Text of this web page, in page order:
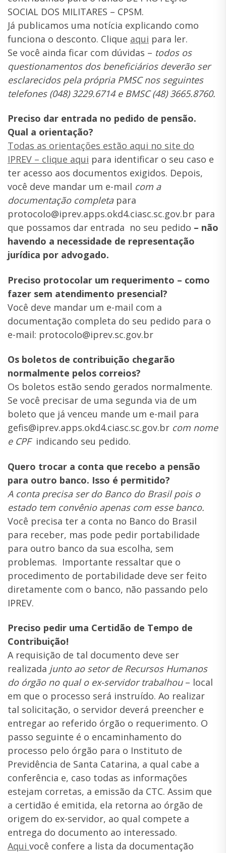
SOCIAL DOS MILITARES – CPSM.
Já publicamos uma notícia explicando como
funciona o desconto. Clique aqui para ler.
Se você ainda ficar com dúvidas – todos os
questionamentos dos beneficiários deverão ser
esclarecidos pela própria PMSC nos seguintes
telefones (048) 3229.6714 e BMSC (48) 3665.8760.
Preciso dar entrada no pedido de pensão.
Qual a orientação?
Todas as orientações estão aqui no site do
IPREV – clique aqui para identificar o seu caso e
ter acesso aos documentos exigidos. Depois,
você deve mandar um e-mail com a
documentação completapara
protocolo@iprev.apps.okd4.ciasc.sc.gov.br para
que possamos dar entrada no seu pedido – não
havendo a necessidade de representação
jurídica por advogado.
Preciso protocolar um requerimento – como
fazer sem atendimento presencial?
Você deve mandar um e-mail com a
documentação completa do seu pedido para o
e-mail: protocolo@iprev.sc.gov.br
Os boletos de contribuição chegarão
normalmente pelos correios?
Os boletos estão sendo gerados normalmente.
Se você precisar de uma segunda via de um
boleto que já venceu mande um e-mail para
gefis@iprev.apps.okd4.ciasc.sc.gov.br com nome
e CPFindicando seu pedido.
Quero trocar a conta que recebo a pensão
para outro banco. Isso é permitido?
A conta precisa ser do Banco do Brasil pois o
estado tem convênio apenas com esse banco.
Você precisa ter a conta no Banco do Brasil
para receber, mas pode pedir portabilidade
para outro banco da sua escolha, sem
problemas. Importante ressaltar que o
procedimento de portabilidade deve ser feito
diretamente com o banco, não passando pelo
IPREV.
Preciso pedir uma Certidão de Tempo de
Contribuição!
A requisição de tal documento deve ser
realizada junto ao setor de Recursos Humanos
do órgão no qual o ex-servidor trabalhou– local
em que o processo será instruído. Ao realizar
tal solicitação, o servidor deverá preencher e
entregar ao referido órgão o requerimento. O
passo seguinte é o encaminhamento do
processo pelo órgão para o Instituto de
Previdência de Santa Catarina, a qual cabe a
conferência e, caso todas as informações
estejam corretas, a emissão da CTC. Assim que
a certidão é emitida, ela retorna ao órgão de
origem do ex-servidor, ao qual compete a
entrega do documento ao interessado.
Aqui você confere a lista da documentação